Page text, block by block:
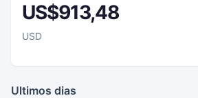
US$913,48
USD
Ultimos dias